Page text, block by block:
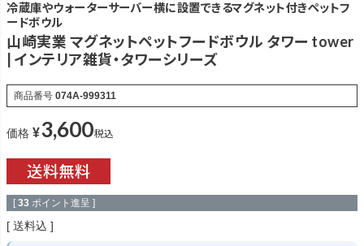
冷蔵庫やウォーターサーバー横に設置できるマグネット付きペットフ
ードボウル
山崎実業 マグネットペットフードボウル タワー tower
| インテリア雑貨・タワーシリーズ
商品番号 074A-999311
価格 ¥3,600税込
[ 33 ポイント進呈 ]
送料込